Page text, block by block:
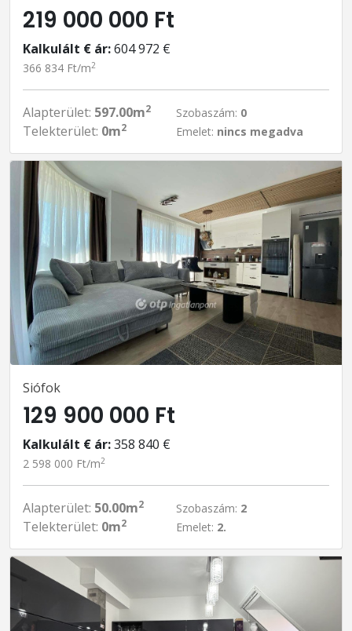
219 000 000 Ft
Kalkulált € ár:604 972 €
366 834 Ft/m2
Alapterület: 597.00m2
Telekterület: 0m2
Szobaszám: 0
Emelet: nincs megadva
Siófok
129 900 000 Ft
Kalkulált € ár:358 840 €
2 598 000 Ft/m2
Alapterület: 50.00m2
Telekterület: 0m2
Szobaszám: 2
Emelet: 2.